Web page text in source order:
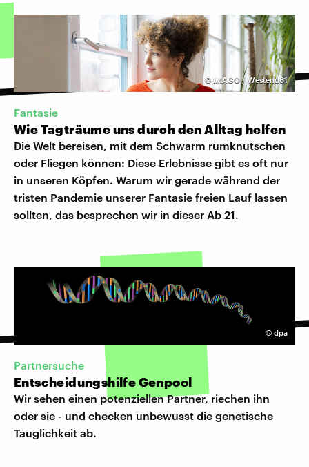
© IMAGO / Westend61
Fantasie
Wie Tagträume uns durch den Alltag helfen
Die Welt bereisen, mit dem Schwarm rumknutschen
oder Fliegen können: Diese Erlebnisse gibt es oft nur
in unseren Köpfen. Warum wir gerade während der
tristen Pandemie unserer Fantasie freien Lauf lassen
sollten, das besprechen wir in dieser Ab 21.
© dpa
Partnersuche
Entscheidungshilfe Genpool
Wir sehen einen potenziellen Partner, riechen ihn
oder sie - und checken unbewusst die genetische
Tauglichkeit ab.